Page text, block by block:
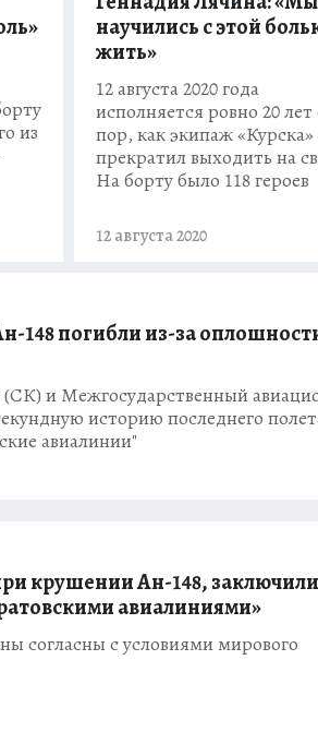
из
научились с этой
жить»
12 августа 2020 года
исполняется ровно 20 лет
пор, как экипаж «Курска»
прекратил выходить на
На борту было 118 героев
12 августа 2020
148 погибли из-за
и Межгосударственный
историю последнего
авиалинии"
крушении Ан-148, заключили
авиалиниями»
согласны с условиями мирового